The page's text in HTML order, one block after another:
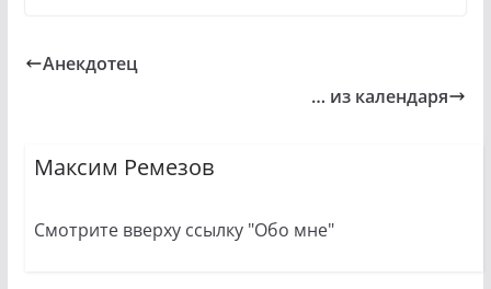
Анекдотец
… из календаря
Максим Ремезов
Смотрите вверху ссылку "Обо мне"